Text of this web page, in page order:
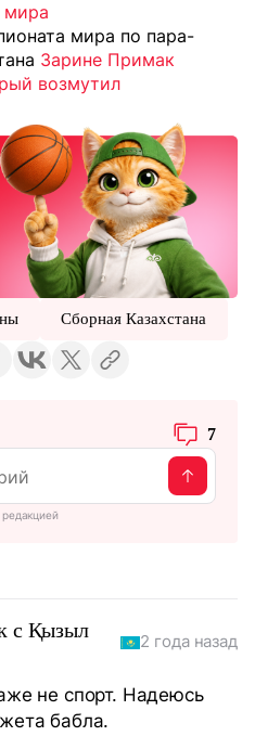
мира
мира по пара-
Зарине Примак
возмутил
Сборная Казахстана
7
с Қызыл
2 года назад
не спорт. Надеюсь
бабла.